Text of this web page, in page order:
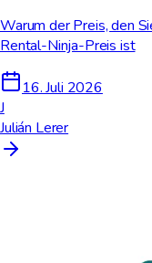
Warum der Preis, den
Rental-Ninja-Preis ist
16. Juli 2026
J
Julián Lerer